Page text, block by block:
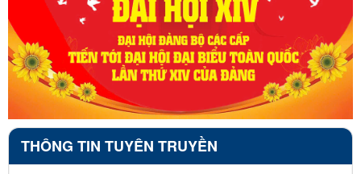
THÔNG TIN TUYÊN TRUYỀN